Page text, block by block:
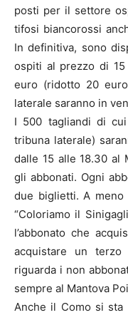
posti per il settore
tifosi biancorossi
In definitiva, sono
ospiti al prezzo di
euro (ridotto 20
laterale saranno in
I 500 tagliandi di
tribuna laterale)
dalle 15 alle 18.30 al
gli abbonati. Ogni
due biglietti. A meno
“Coloriamo il
l’abbonato che
acquistare un
riguarda i non
sempre al Mantova
Anche il Como si